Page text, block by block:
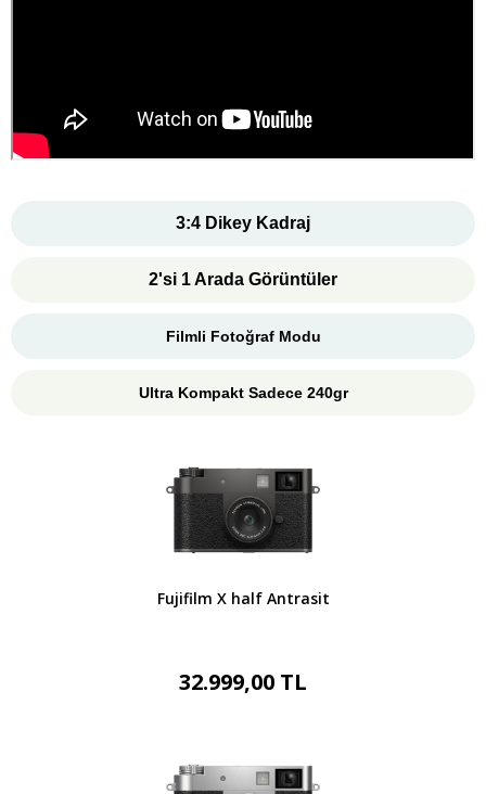
3:4 Dikey Kadraj
2'si 1 Arada Görüntüler
Filmli Fotoğraf Modu
Ultra Kompakt Sadece 240gr
Fujifilm X half Antrasit
32.999,00 TL